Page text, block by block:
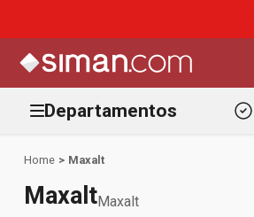
Departamentos
Maxalt
MaxaltMaxalt